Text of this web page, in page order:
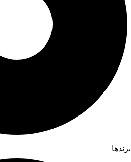
برندها